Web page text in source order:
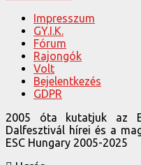
Impresszum
GY.I.K.
Fórum
Rajongók
Volt
Bejelentkezés
GDPR
2005 óta kutatjuk az
Dalfesztivál hírei és a
ESC Hungary 2005-2025